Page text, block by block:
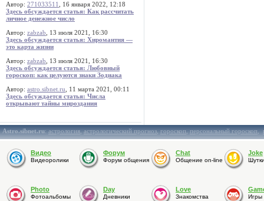
Автор: 271033511
, 16 января 2022, 12:18
Здесь обсуждается статья: Как рассчитать
личное денежное число
Автор: zabzab , 13 июля 2021, 16:30
Здесь обсуждается статья: Хиромантия —
это карта жизни
Автор: zabzab , 13 июля 2021, 16:30
Здесь обсуждается статья: Любовный
гороскоп: как целуются знаки Зодиака
Автор: astro.sibnet.ru , 11 марта 2021, 00:11
Здесь обсуждается статья: Числа
открывают тайны мироздания
Astro.sibnet.ru:астрология,астрологический прогноз,гороскоп,персональный гороскоп,
Видео
Видеоролики
Форум
Форум общения
Chat
Общение on-line
Joke
Photo
Фотоальбомы
Day
Дневники
Love
Знакомства Игры